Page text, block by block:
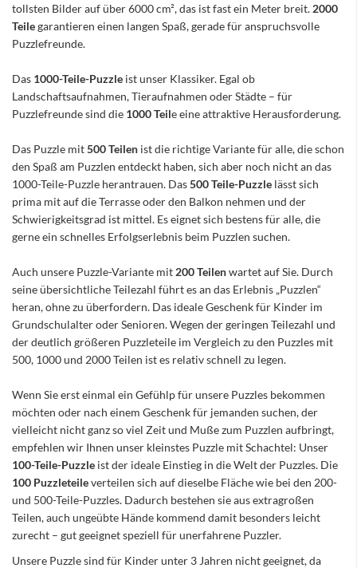
tollsten Bilder auf über 6000 cm², das ist fast ein Meter breit. 2000
Teilegarantieren einen langen Spaß, gerade für anspruchsvolle
Puzzlefreunde.
Das 1000-Teile-Puzzle ist unser Klassiker. Egal ob
Landschaftsaufnahmen, Tieraufnahmen oder Städte – für
Puzzlefreunde sind die 1000 Teile eine attraktive Herausforderung.
Das Puzzle mit500 Teilen ist die richtige Variante für alle, die schon
den Spaß am Puzzlen entdeckt haben, sich aber noch nicht an das
1000-Teile-Puzzle herantrauen. Das500 Teile-Puzzle lässt sich
prima mit auf die Terrasse oder den Balkon nehmen und der
Schwierigkeitsgrad ist mittel. Es eignet sich bestens für alle, die
gerne ein schnelles Erfolgserlebnis beim Puzzlen suchen.
Auch unsere Puzzle-Variante mit 200 Teilenwartet auf Sie. Durch
seine übersichtliche Teilezahl führt es an das Erlebnis „Puzzlen“
heran, ohne zu überfordern. Das ideale Geschenk für Kinder im
Grundschulalter oder Senioren. Wegen der geringen Teilezahl und
der deutlich größeren Puzzleteile im Vergleich zu den Puzzles mit
500, 1000 und 2000 Teilen ist es relativ schnell zu legen.
Wenn Sie erst einmal ein Gefühlp für unsere Puzzles bekommen
möchten oder nach einem Geschenk für jemanden suchen, der
vielleicht nicht ganz so viel Zeit und Muße zum Puzzlen aufbringt,
empfehlen wir Ihnen unser kleinstes Puzzle mit Schachtel: Unser
100-Teile-Puzzle ist der ideale Einstieg in die Welt der Puzzles. Die
100 Puzzleteileverteilen sich auf dieselbe Fläche wie bei den 200-
und 500-Teile-Puzzles. Dadurch bestehen sie aus extragroßen
Teilen, auch ungeübte Hände kommend damit besonders leicht
zurecht – gut geeignet speziell für unerfahrene Puzzler.
Unsere Puzzle sind für Kinder unter 3 Jahren nicht geeignet, da